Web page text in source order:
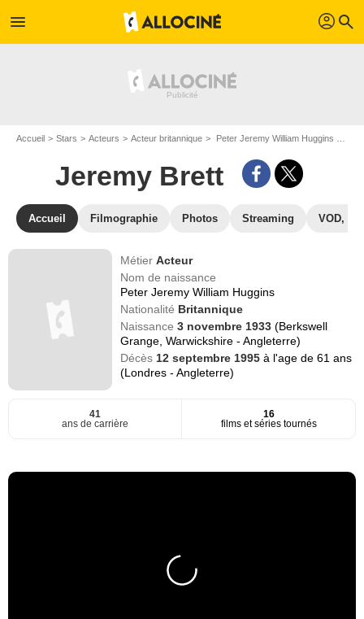
menu profil search
Accueil Stars Acteurs Acteur britannique Peter Jeremy William Huggins dit Jeremy Brett
Jeremy Brett
Accueil Filmographie Photos Streaming VOD,
MétierActeur
Nom de naissance
Peter Jeremy William Huggins
Nationalité Britannique
Naissance3 novembre 1933(Berkswell
Grange, Warwickshire - Angleterre)
Décès 12 septembre 1995à l'age de 61 ans
(Londres - Angleterre)
41
ans de carrière
16
films et séries tournés